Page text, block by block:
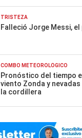
TRISTEZA
Falleció Jorge Messi, el
COMBO METEOROLÓGICO
Pronóstico del tiempo
viento Zonda y
la cordillera